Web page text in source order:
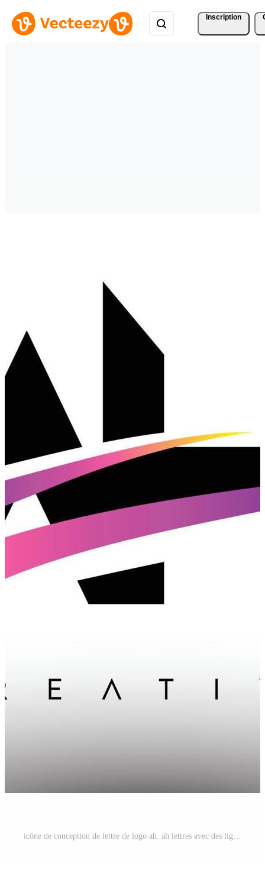
Inscription